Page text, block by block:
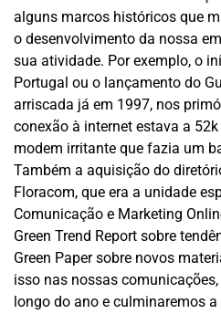
alguns marcos históricos que
o desenvolvimento da nossa
sua atividade. Por exemplo, o
Portugal ou o lançamento do
arriscada já em 1997, nos
conexão à internet estava a
modem irritante que fazia um
Também a aquisição do
Floracom, que era a unidade
Comunicação e Marketing
Green Trend Report sobre
Green Paper sobre novos
isso nas nossas
longo do ano e culminaremos